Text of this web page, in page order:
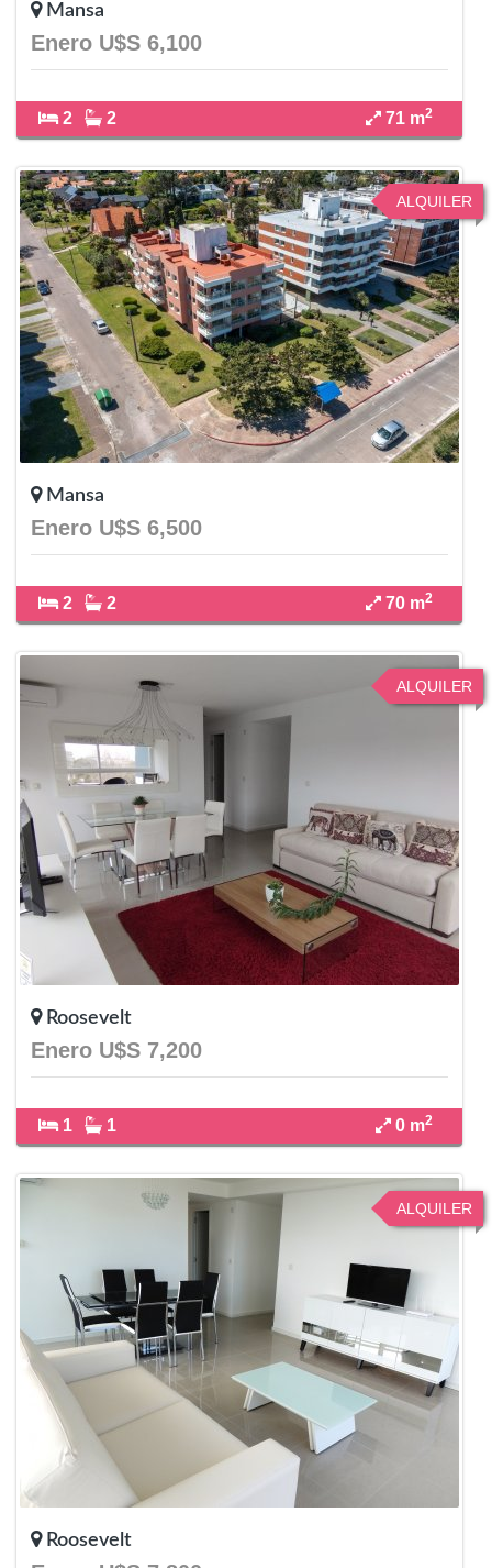
Mansa
Enero U$S 6,100
2 2 71 m2
ALQUILER
Mansa
Enero U$S 6,500
2 2 70 m2
ALQUILER
Roosevelt
Enero U$S 7,200
1 1 0 m2
ALQUILER
Roosevelt